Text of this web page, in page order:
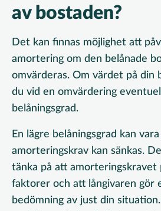
av bostaden?
Det kan finnas möjlighet att
amortering om den belånade
omvärderas. Om värdet på din
du vid en omvärdering
belåningsgrad.
En lägre belåningsgrad kan
amorteringskrav kan sänkas.
tänka på att amorteringskravet
faktorer och att långivaren gör
bedömning av just din situation.